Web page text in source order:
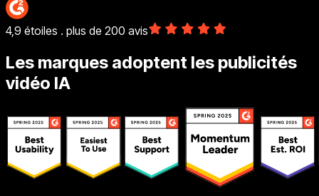
4,9 étoiles . plus de 200 avis
Les marques adoptent les publicités
vidéo IA